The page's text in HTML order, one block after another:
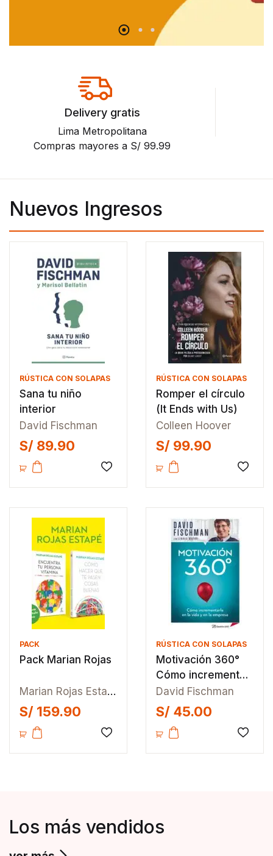
Delivery gratis
Lima Metropolitana
Compras mayores a S/ 99.99
Nuevos Ingresos
RÚSTICA CON SOLAPAS
Sana tu niño
interior
David Fischman
S/ 89.90
Añadir a la lista de deseos
RÚSTICA CON SOLAPAS
Romper el círculo
(It Ends with Us)
Colleen Hoover
S/ 99.90
PACK
Pack Marian Rojas
Marian Rojas Estapé
S/ 159.90
Añadir a la lista de deseos
RÚSTICA CON SOLAPAS
Motivación 360°
Cómo incrementar
en la vida y en la
empresa
David Fischman
S/ 45.00
Los más vendidos